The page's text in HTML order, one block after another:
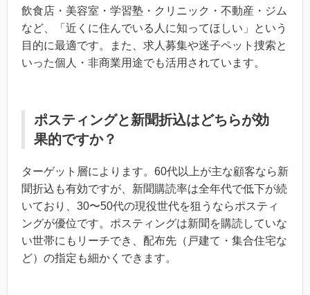
飲食店・美容室・学習塾・クリニック・不動産・ジム
など、「近くに住んでいる人に知ってほしい」という
目的に最適です。また、求人募集や迷子ペット捜索と
いった個人・非商業用途でも活用されています。
ポスティングと新聞折込はどちらが効
果的ですか？
ターゲット層によります。60代以上が主な顧客なら新
聞折込も有効ですが、新聞購読率は全年代で低下が続
いており、30〜50代の現役世代を狙うならポスティ
ングが優位です。ポスティングは新聞を購読していな
い世帯にもリーチでき、配布先（戸建て・集合住宅な
ど）の指定も細かくできます。